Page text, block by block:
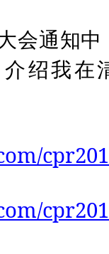
会通知
绍我在